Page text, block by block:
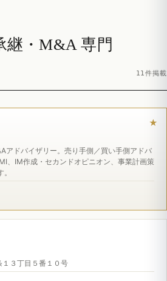
継・M&A 専門
11件掲載
アドバイザリー。売り手側／買い手側アドバ
、IM作成・セカンドオピニオン、事業計画策
３丁目５番１０号